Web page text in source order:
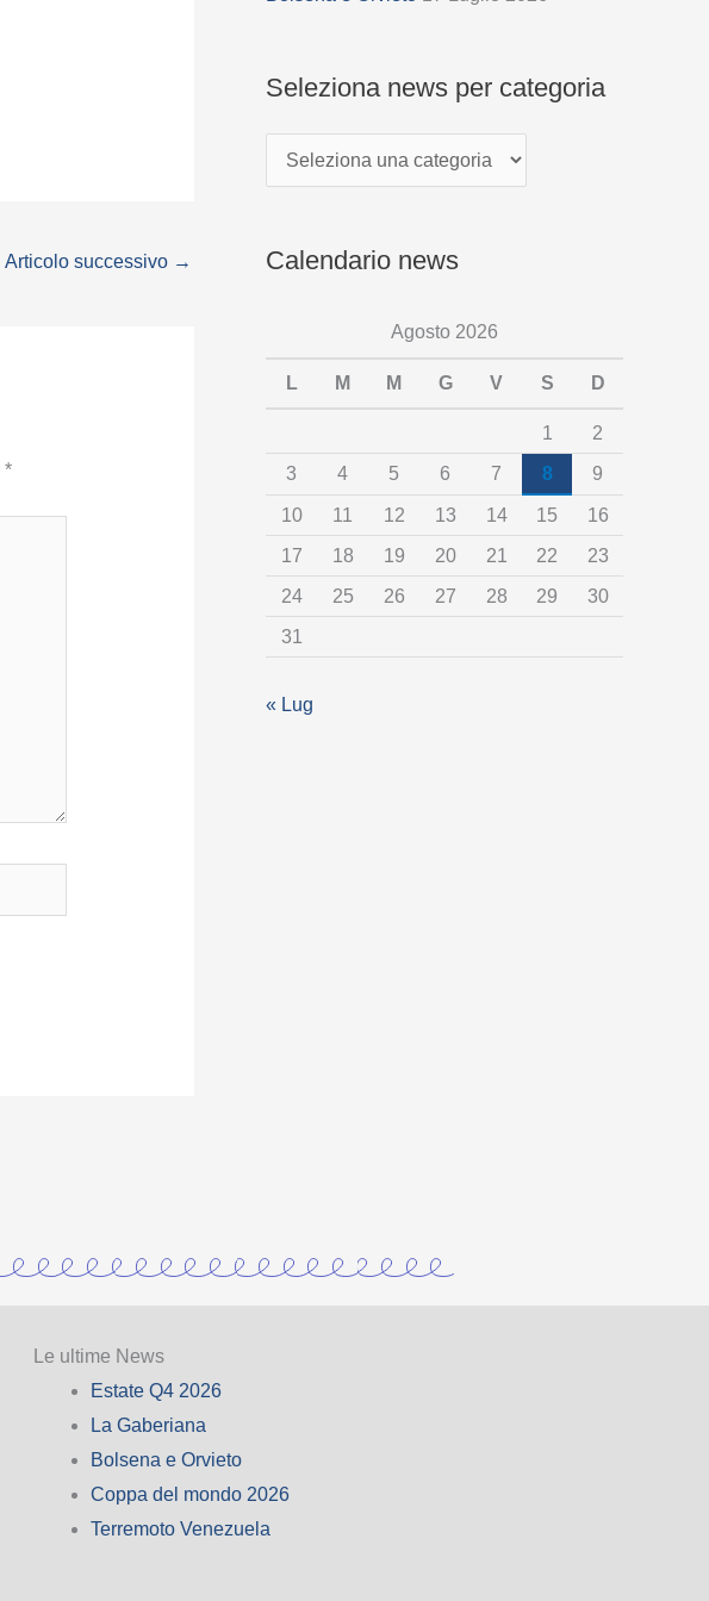
Articolo successivo →
*
Seleziona news per categoria
n
w
r
c
a
Calendario news
Agosto 2026
L M M G V S D
1
2
3
4 5 6 7 8 9
10 11 12 13 14 15
16
17
18 19 20 21 22
23
24
25 26 27 28 29
30
31
« Lug
Le ultime News
Estate Q4 2026
La Gaberiana
Bolsena e Orvieto
Coppa del mondo 2026
Terremoto Venezuela